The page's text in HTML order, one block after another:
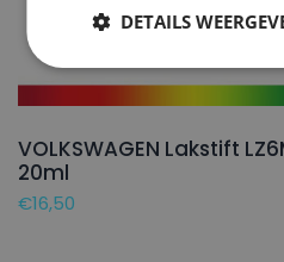
VOLKSWAGEN Lakstift
20ml
€16,50
DETAILS